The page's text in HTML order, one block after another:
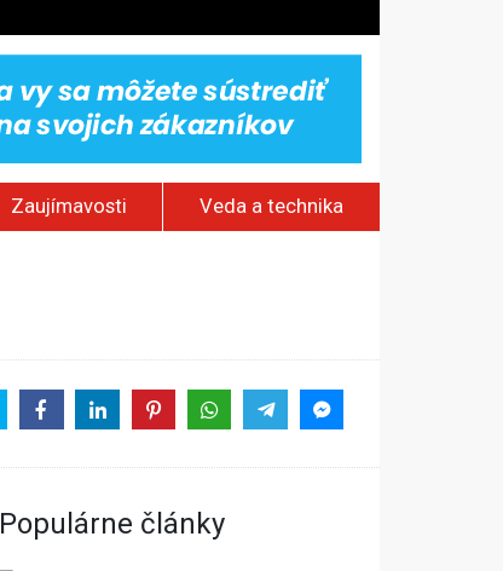
Zaujímavosti Veda a technika
Populárne články